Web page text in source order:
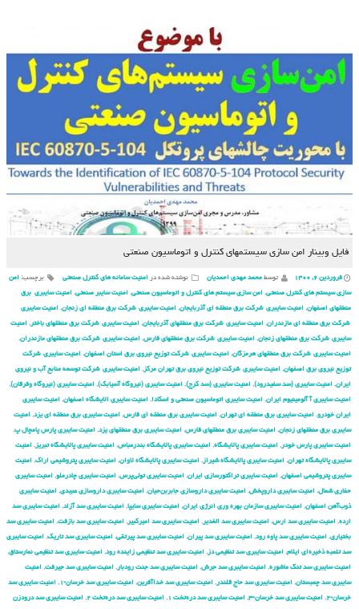
فایل وبینار امن سازی سیستم‏های کنترل و اتوماسیون صنعتی
فروردین ۶, ۱۴۰۰ توسط محمد مهدی احمدیان نوشته شده در امنیت سامانه های کنترل صنعتی برچسب: امن
سازی سیستم های کنترل صنعتی, امن سازی سیستم های کنترل و اتوماسیون صنعتی, امنیت سایبر صنعتی, امنیت سایبری برق
منطقهای اصفهان, امنیت سایبری شركت برق منطقه ای آذربایجان, امنیت سایبری شركت برق منطقه ای زنجان, امنیت سایبری
شركت برق منطقه ای مازندران, امنیت سایبری شركت برق منطقهای آذربایجان, امنیت سایبری شركت برق منطقهای باختر , امنیت
سایبری شركت برق منطقهای زنجان, امنیت سایبری شركت برق منطقهای فارس, امنیت سایبری شركت برق منطقهای مازندران,
امنیت سایبری شركت برق منطقهای هرمزگان, امنیت سایبری شركت توزیع نیروی برق استان اصفهان, امنیت سایبری شركت
توزیع نیروی برق اصفهان, امنیت سایبری شركت توزیع نیروی برق تهران مركز , امنیت سایبری شركت توسعه منابع آب و نیروی
ایران, امنیت سایبری (سد سفیدرود), امنیت سایبری (سد کرج), امنیت سایبری (نیروگاه آسیابک), امنیت سایبری (نیروگاه وفرقان),
امنیت سایبری آ آلومینیوم ایران, امنیت سایبری اتوماسیون صنعتی و اسکادا, امنیت سایبری الایشگاه اصفهان, امنیت سایبری
ایران خودرو, امنیت سایبری برق منطقه ای تهران, امنیت سایبری برق منطقه ای فارس, امنیت سایبری برق منطقه ای یزد, امنیت
سایبری برق منطقهای زنجان, امنیت سایبری برق منطقهای فارس, امنیت سایبری برق منطقهای یزد, امنیت سایبری پارس پامچال پ,
امنیت سایبری پارس خودر , امنیت سایبری پالایشگاه, امنیت سایبری پالایشگاه بندرعباس, امنیت سایبری پالایشگاه تبریز , امنیت
سایبری پالایشگاه تهران, امنیت سایبری پالایشگاه شیراز , امنیت سایبری پالایشگاه لاوان, امنیت سایبری پتروشیمی اراک, امنیت
سایبری پتروشیمی اصفهان, امنیت سایبری تراکتورسازی ایران, امنیت سایبری تولی‌پرس, امنیت سایبری چادرملو, امنیت سایبری
حفاری شمال, امنیت سایبری داروپخش, امنیت سایبری داروسازی جابربن‌حیان, امنیت سایبری داروسازی عبیدی, امنیت سایبری
ذوب‌آهن اصفهان, امنیت سایبری سازمان بهره وری انرژی ایران, امنیت سایبری سایپا, امنیت سایبری سد آزاد, امنیت سایبری سد
ارده, امنیت سایبری سد ارس, امنیت سایبری سد الغدیر , امنیت سایبری سد امیرکبیر , امنیت سایبری سد بازفت, امنیت سایبری سد
بختیاری, امنیت سایبری سد پاوه رود, امنیت سایبری سد پیران, امنیت سایبری سد پیرتقی, امنیت سایبری سد تاریک, امنیت سایبری
سد تلمبه ذخیره‌ای ایلام, امنیت سایبری سد تنظیمی دز , امنیت سایبری سد تنظیمی زاینده رود, امنیت سایبری سد تنظیمی نمارستاق,
امنیت سایبری سد تنگ ماشوره, امنیت سایبری سد جرش, امنیت سایبری سد جنت رودبار , امنیت سایبری سد جیرفت, امنیت
سایبری سد چمبستان, امنیت سایبری سد حاج قلندر , امنیت سایبری سد خداآفرین, امنیت سایبری سد خرسان-۱ , امنیت سایبری سد
خرسان-۲ , امنیت سایبری سد خرسان-۳ , امنیت سایبری سد دره‌تخت ۱ , امنیت سایبری سد دره‌تخت ۲ , امنیت سایبری سد درودزن